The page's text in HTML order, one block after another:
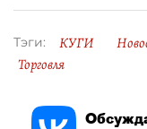
Тэги: КУГИ
Торговля